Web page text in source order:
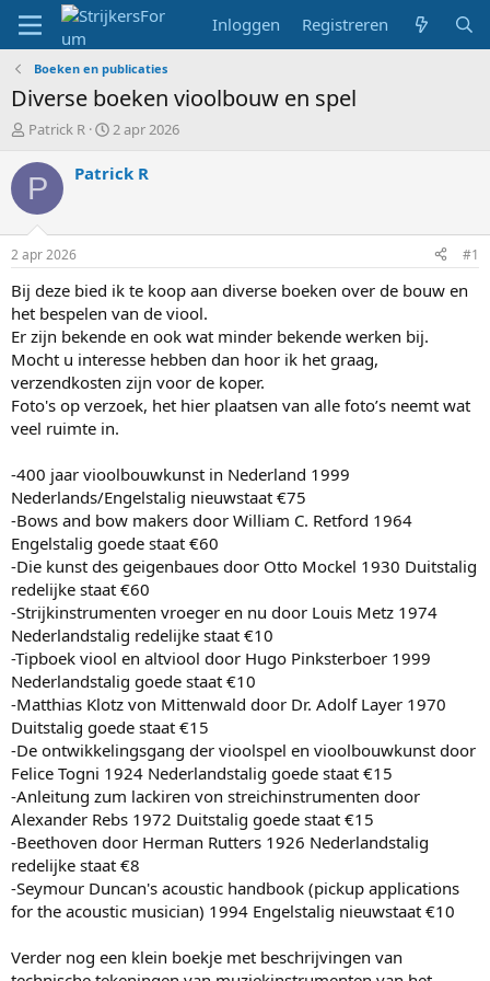
Inloggen Registreren
Boeken en publicaties
Diverse boeken vioolbouw en spel
T
p
s
a
r
t
e
r
Patrick R
S
a
t
u
2 apr 2026
P Patrick R
2 apr 2026 #1
Bij deze bied ik te koop aan diverse boeken over de bouw en
het bespelen van de viool.
Er zijn bekende en ook wat minder bekende werken bij.
Mocht u interesse hebben dan hoor ik het graag,
verzendkosten zijn voor de koper.
Foto's op verzoek, het hier plaatsen van alle foto’s neemt wat
veel ruimte in.
-400 jaar vioolbouwkunst in Nederland 1999
Nederlands/Engelstalig nieuwstaat €75
-Bows and bow makers door William C. Retford 1964
Engelstalig goede staat €60
-Die kunst des geigenbaues door Otto Mockel 1930 Duitstalig
redelijke staat €60
-Strijkinstrumenten vroeger en nu door Louis Metz 1974
Nederlandstalig redelijke staat €10
-Tipboek viool en altviool door Hugo Pinksterboer 1999
Nederlandstalig goede staat €10
-Matthias Klotz von Mittenwald door Dr. Adolf Layer 1970
Duitstalig goede staat €15
-De ontwikkelingsgang der vioolspel en vioolbouwkunst door
Felice Togni 1924 Nederlandstalig goede staat €15
-Anleitung zum lackiren von streichinstrumenten door
Alexander Rebs 1972 Duitstalig goede staat €15
-Beethoven door Herman Rutters 1926 Nederlandstalig
redelijke staat €8
-Seymour Duncan's acoustic handbook (pickup applications
for the acoustic musician) 1994 Engelstalig nieuwstaat €10
Verder nog een klein boekje met beschrijvingen van